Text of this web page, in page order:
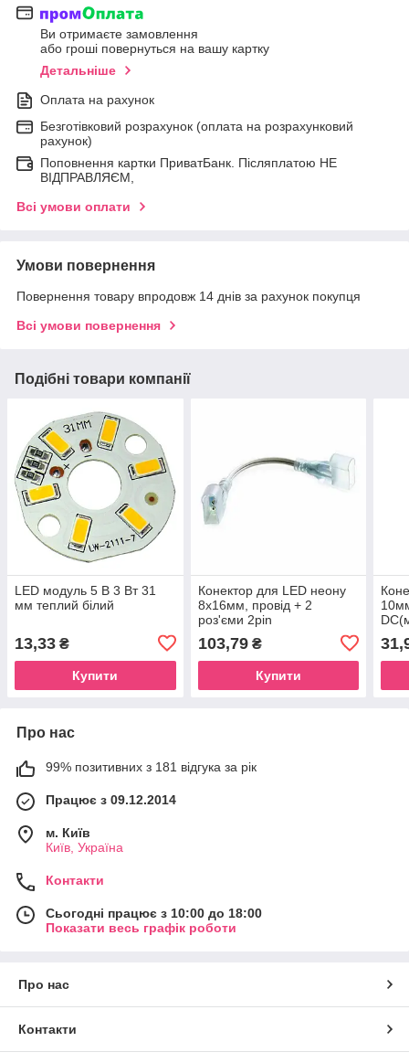
Ви отримаєте замовлення
або гроші повернуться на вашу картку
Детальніше
Оплата на рахунок
Безготівковий розрахунок (оплата на розрахунковий
рахунок)
Поповнення картки ПриватБанк. Післяплатою НЕ
ВІДПРАВЛЯЄМ,
Всі умови оплати
Умови повернення
Повернення товару впродовж 14 днів за рахунок покупця
Всі умови повернення
Подібні товари компанії
LED модуль 5 В 3 Вт 31
мм теплий білий
13,33 ₴
Купити
Конектор для LED неону
8x16мм, провід + 2
роз'єми 2pin
103,79₴
Купити
Про нас
99% позитивних з 181 відгука за рік
Працює з 09.12.2014
м. Київ
Київ, Україна
Контакти
Сьогодні працює з 10:00 до 18:00
Показати весь графік роботи
Про нас
Контакти